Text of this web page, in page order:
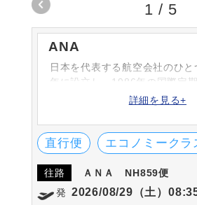
ANA
日本を代表する航空会社のひ
年に設立し、1986年の国際定
に次々と路線を増やしています
SKYTRAX社における「ワール
ン・スター・レーディング」の
も選出されています。
詳細を見る+
直行便 エコノミークラ
往路 ＡＮＡ
NH859便
発 2026/08/29（土）
1 / 5